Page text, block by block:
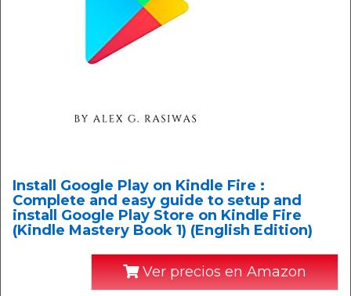
Install Google Play on Kindle Fire :
Complete and easy guide to setup and
install Google Play Store on Kindle Fire
(Kindle Mastery Book 1) (English Edition)
Ver precios en Amazon